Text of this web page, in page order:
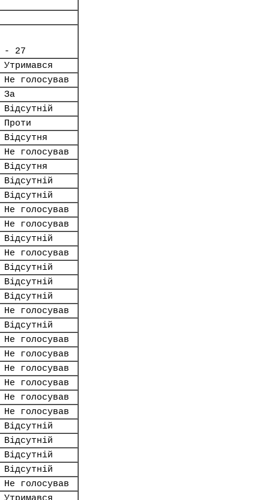
- 27
Утримався
Не голосував
За
Відсутній
Проти
Відсутня
Не голосував
Відсутня
Відсутній
Відсутній
Не голосував
Не голосував
Відсутній
Не голосував
Відсутній
Відсутній
Відсутній
Не голосував
Відсутній
Не голосував
Не голосував
Не голосував
Не голосував
Не голосував
Не голосував
Відсутній
Відсутній
Відсутній
Відсутній
Не голосував